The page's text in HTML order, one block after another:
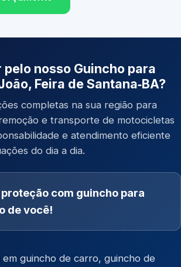
pelo nosso Guincho para
Feira de Santana‑BA?
completas na sua região para
e transporte de motocicletas
e atendimento eficiente
do dia a dia.
proteção com guincho para
de você!
em guincho de carro, guincho de